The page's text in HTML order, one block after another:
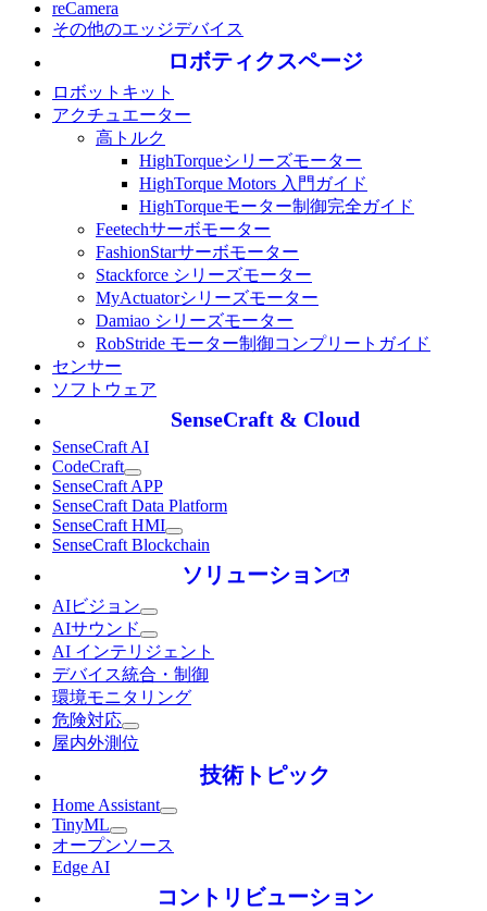
reCamera
その他のエッジデバイス
ロボティクスページ
ロボットキット
アクチュエーター
高トルク
HighTorqueシリーズモーター
HighTorque Motors 入門ガイド
HighTorqueモーター制御完全ガイド
Feetechサーボモーター
FashionStarサーボモーター
Stackforce シリーズモーター
MyActuatorシリーズモーター
Damiao シリーズモーター
RobStride モーター制御コンプリートガイド
センサー
ソフトウェア
SenseCraft & Cloud
SenseCraft AI
CodeCraft
SenseCraft APP
SenseCraft Data Platform
SenseCraft HMI
SenseCraft Blockchain
ソリューション
AIビジョン
AIサウンド
AI インテリジェント
デバイス統合・制御
環境モニタリング
危険対応
屋内外測位
技術トピック
Home Assistant
TinyML
オープンソース
Edge AI
コントリビューション